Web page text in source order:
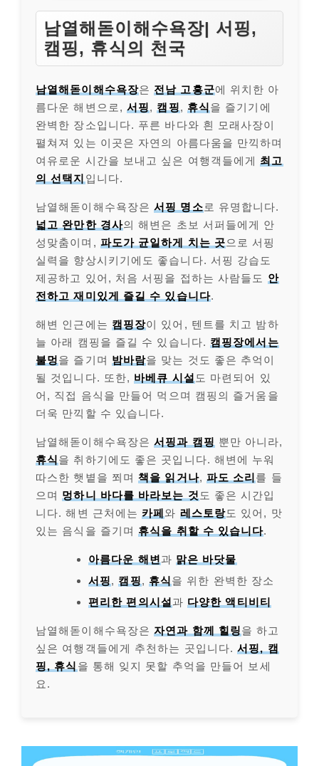
남열해돋이해수욕장| 서핑,
캠핑, 휴식의 천국
남열해돋이해수욕장은 전남 고흥군에 위치한 아
름다운 해변으로, 서핑, 캠핑, 휴식 을 즐기기에
완벽한 장소입니다. 푸른 바다와 흰 모래사장이
펼쳐져 있는 이곳은 자연의 아름다움을 만끽하며
여유로운 시간을 보내고 싶은 여행객들에게 최고
의 선택지 입니다.
남열해돋이해수욕장은서핑 명소로 유명합니다.
넓고 완만한 경사의 해변은 초보 서퍼들에게 안
성맞춤이며, 파도가 균일하게 치는 곳으로 서핑
실력을 향상시키기에도 좋습니다. 서핑 강습도
제공하고 있어, 처음 서핑을 접하는 사람들도 안
전하고 재미있게 즐길 수 있습니다.
해변 인근에는 캠핑장이 있어, 텐트를 치고 밤하
늘 아래 캠핑을 즐길 수 있습니다. 캠핑장에서는
불멍을 즐기며 밤바람을 맞는 것도 좋은 추억이
될 것입니다. 또한, 바베큐 시설 도 마련되어 있
어, 직접 음식을 만들어 먹으며 캠핑의 즐거움을
더욱 만끽할 수 있습니다.
남열해돋이해수욕장은서핑과 캠핑 뿐만 아니라,
휴식 을 취하기에도 좋은 곳입니다. 해변에 누워
따스한 햇볕을 쬐며책을 읽거나, 파도 소리 를 들
으며 멍하니 바다를 바라보는 것 도 좋은 시간입
니다. 해변 근처에는 카페 와 레스토랑도 있어, 맛
있는 음식을 즐기며 휴식을 취할 수 있습니다.
아름다운 해변과 맑은 바닷물
서핑, 캠핑, 휴식 을 위한 완벽한 장소
편리한 편의시설과 다양한 액티비티
남열해돋이해수욕장은자연과 함께 힐링을 하고
싶은 여행객들에게 추천하는 곳입니다.서핑, 캠
핑, 휴식 을 통해 잊지 못할 추억을 만들어 보세
요.